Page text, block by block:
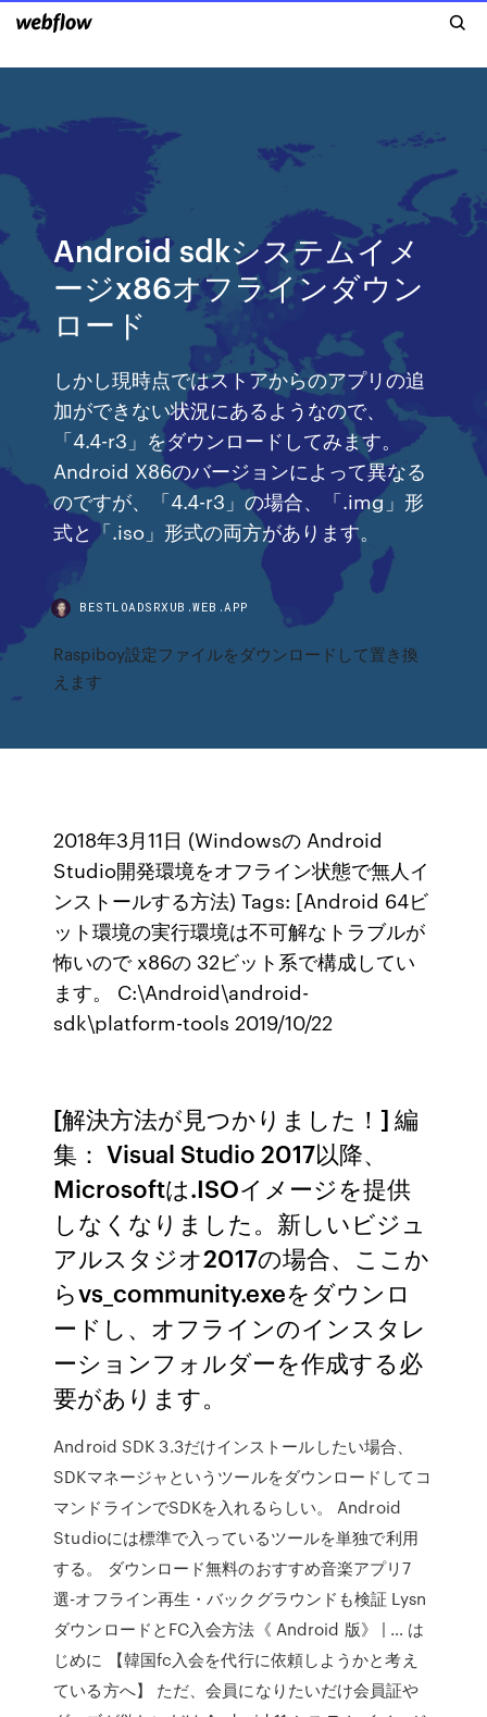
Android sdkシステムイメ
ージx86オフラインダウン
ロード
しかし現時点ではストアからのアプリの追
加ができない状況にあるようなので、
「4.4-r3」をダウンロードしてみます。
Android X86のバージョンによって異なる
のですが、「4.4-r3」の場合、「.img」形
式と「.iso」形式の両方があります。
BESTLOADSRXUB.WEB.APP
Raspiboy設定ファイルをダウンロードして置き換
えます
2018年3月11日 (Windowsの Android
Studio開発環境をオフライン状態で無人イ
ンストールする方法) Tags: [Android 64ビ
ット環境の実行環境は不可解なトラブルが
怖いので x86の 32ビット系で構成してい
ます。 C:\Android\android-
sdk\platform-tools 2019/10/22
[解決方法が見つかりました！] 編
集： Visual Studio 2017以降、
Microsoftは.ISOイメージを提供
しなくなりました。新しいビジュ
アルスタジオ2017の場合、ここか
らvs_community.exeをダウンロ
ードし、オフラインのインスタレ
ーションフォルダーを作成する必
要があります。
Android SDK 3.3だけインストールしたい場合、
SDKマネージャというツールをダウンロードしてコ
マンドラインでSDKを入れるらしい。 Android
Studioには標準で入っているツールを単独で利用
する。 ダウンロード無料のおすすめ音楽アプリ7
選-オフライン再生・バックグラウンドも検証 Lysn
ダウンロードとFC入会方法《 Android 版》 | … は
じめに 【韓国fc入会を代行に依頼しようかと考え
ている方へ】 ただ、会員になりたいだけ会員証や